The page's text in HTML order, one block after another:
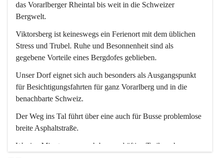
das Vorarlberger Rheintal bis weit in die Schweizer
Bergwelt.
Viktorsberg ist keineswegs ein Ferienort mit dem üblichen
Stress und Trubel. Ruhe und Besonnenheit sind als
gegebene Vorteile eines Bergdofes geblieben.
Unser Dorf eignet sich auch besonders als Ausgangspunkt
für Besichtigungsfahrten für ganz Vorarlberg und in die
benachbarte Schweiz.
Der Weg ins Tal führt über eine auch für Busse problemlose
breite Asphaltstraße.
Wenige Minuten nur, und das geschäftige Treiben der